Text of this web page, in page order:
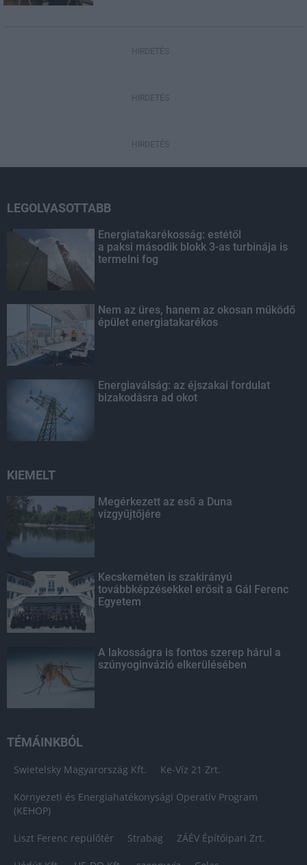
HIRDETÉS
HIRDETÉS
HIRDETÉS
LEGOLVASOTTABB
Energiatakarékosság: estétől
a paksi második blokk 3-as turbinája is
termelni fog
Nem az üres, hanem az okosan működő
épület energiatakarékos
Energiaválság: az éjszakai fordulat
bizakodásra ad okot
KIEMELT
Megérkezett az eső a Duna
vízgyűjtőjére
Kecskeméten is szakirányú
továbbképzésekkel erősít a Gál Ferenc
Egyetem
A lakosságra is fontos szerep hárul a
szúnyoginvázió elkerülésében
TÉMÁINKBÓL
Swietelsky Magyarország Kft. Ke-Víz 21 Zrt.
Környezeti és Energiahatékonysági Operatív Program
(KEHOP)
Liszt Ferenc repülőtér Strabag ZÁÉV Építőipari Zrt.